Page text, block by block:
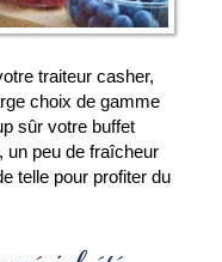
traiteur casher,
choix de gamme
sûr votre buffet
un peu de fraîcheur
telle pour profiter du